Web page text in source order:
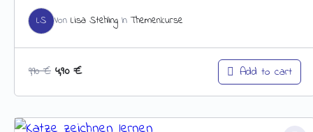
LS Von Lisa Stehling InThemenkurse
9,90€ 4,90 € Add to cart